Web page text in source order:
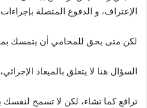
الإعتراف، و الدفوع المتصلة
لكن متى يحق للمحامي أن يتمسك
السؤال هنا لا يتعلق بالميعاد
ترافع كما تشاء، لكن لا تسمح لنفسك